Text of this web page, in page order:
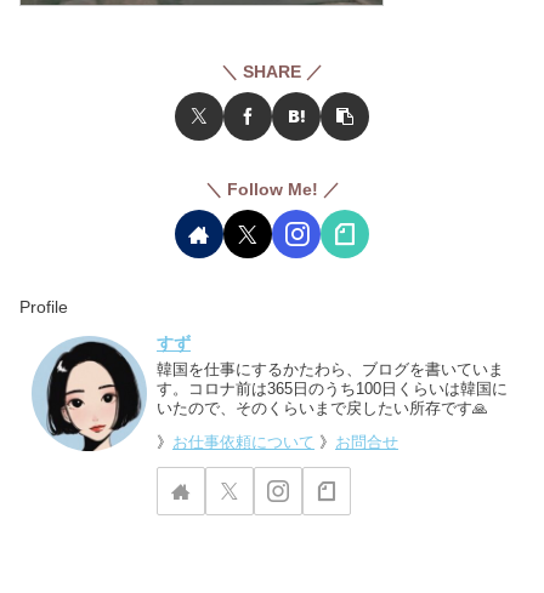
＼ SHARE ／
＼ Follow Me! ／
Profile
すず
韓国を仕事にするかたわら、ブログを書いていま
す。コロナ前は365日のうち100日くらいは韓国に
いたので、そのくらいまで戻したい所存です🙏
》 お仕事依頼について 》 お問合せ